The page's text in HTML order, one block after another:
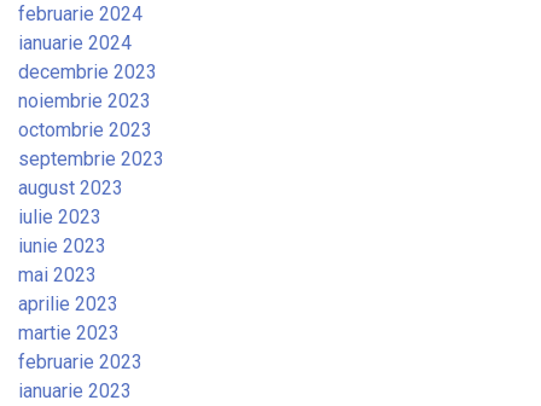
februarie 2024
ianuarie 2024
decembrie 2023
noiembrie 2023
octombrie 2023
septembrie 2023
august 2023
iulie 2023
iunie 2023
mai 2023
aprilie 2023
martie 2023
februarie 2023
ianuarie 2023